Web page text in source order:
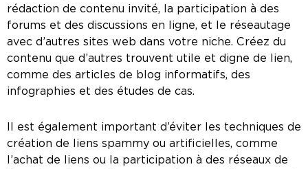
rédaction de contenu invité, la participation à des
forums et des discussions en ligne, et le réseautage
avec d’autres sites web dans votre niche. Créez du
contenu que d’autres trouvent utile et digne de lien,
comme des articles de blog informatifs, des
infographies et des études de cas.
Il est également important d’éviter les techniques de
création de liens spammy ou artificielles, comme
l’achat de liens ou la participation à des réseaux de